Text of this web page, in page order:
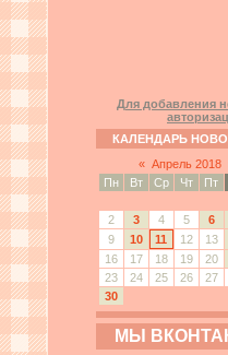
Для добавления
КАЛЕНДАРЬ
« Апрель 2018
Пн
Вт Ср Чт Пт
2
3 4 5 6
9
10 11 12 13
16
17 18 19 20
23
24 25 26 27
30
МЫ